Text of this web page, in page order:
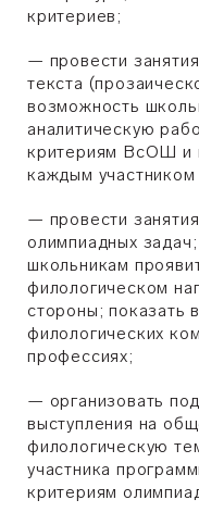
критериев;
— провести
текста
возможность
аналитическую
критериям ВсОШ и
каждым
— провести
олимпиадных
школьникам
филологическом
стороны; показать
филологических
профессиях;
— организовать
выступления на
филологическую
участника
критериям